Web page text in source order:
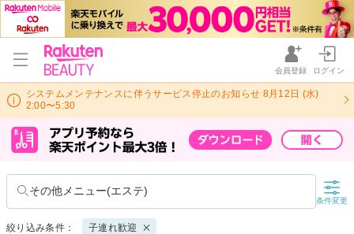
会員登録 ログイン
システムメンテナンスに伴うサービス停止のお知らせ 8月12日 (水)
2:00〜5:30
その他メニュー(エステ)
条件変更
絞り込み条件： 子連れ歓迎